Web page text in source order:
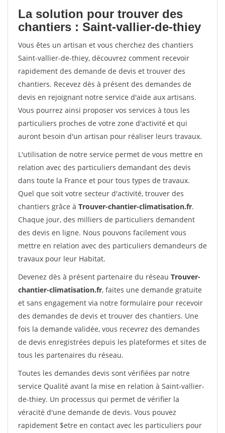
La solution pour trouver des
chantiers : Saint-vallier-de-thiey
Vous êtes un artisan et vous cherchez des chantiers
Saint-vallier-de-thiey, découvrez comment recevoir
rapidement des demande de devis et trouver des
chantiers. Recevez dès à présent des demandes de
devis en rejoignant notre service d'aide aux artisans.
Vous pourrez ainsi proposer vos services à tous les
particuliers proches de votre zone d'activité et qui
auront besoin d'un artisan pour réaliser leurs travaux.
L'utilisation de notre service permet de vous mettre en
relation avec des particuliers demandant des devis
dans toute la France et pour tous types de travaux.
Quel que soit votre secteur d'activité, trouver des
chantiers grâce à Trouver-chantier-climatisation.fr.
Chaque jour, des milliers de particuliers demandent
des devis en ligne. Nous pouvons facilement vous
mettre en relation avec des particuliers demandeurs de
travaux pour leur Habitat.
Devenez dès à présent partenaire du réseau Trouver-
chantier-climatisation.fr, faites une demande gratuite
et sans engagement via notre formulaire pour recevoir
des demandes de devis et trouver des chantiers. Une
fois la demande validée, vous recevrez des demandes
de devis enregistrées depuis les plateformes et sites de
tous les partenaires du réseau.
Toutes les demandes devis sont vérifiées par notre
service Qualité avant la mise en relation à Saint-vallier-
de-thiey. Un processus qui permet de vérifier la
véracité d'une demande de devis. Vous pouvez
rapidement $etre en contact avec les particuliers pour